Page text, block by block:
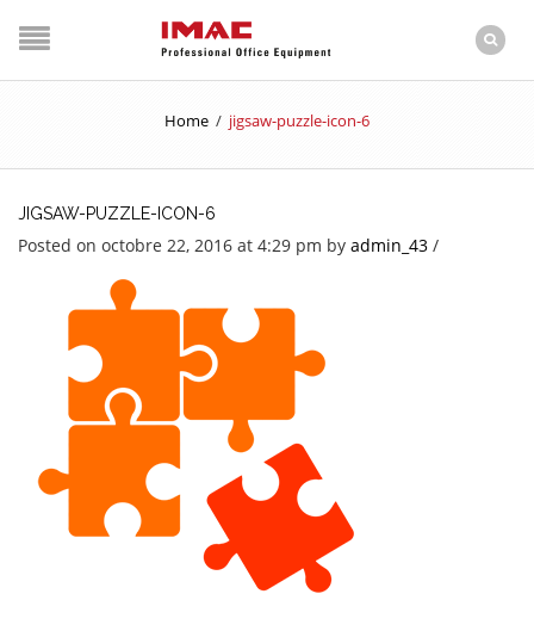
Home / jigsaw-puzzle-icon-6
JIGSAW-PUZZLE-ICON-6
Posted on octobre 22, 2016 at 4:29 pm by admin_43 /